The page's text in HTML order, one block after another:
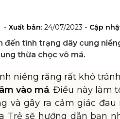
- Xuất bản: 24/07/2023 - Cập
đến tình trạng dây cung
thừa chọc vô má.
niềng răng rất khó
vào má. Điều này làm
và gây ra cảm giác
Trẻ sẽ hướng dẫn bạn